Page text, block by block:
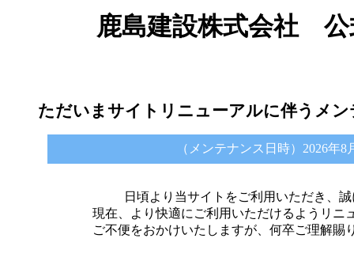
鹿島建設株式会社
ただいまサイトリニューアルに伴うメ
（メンテナンス日時）2026年8
日頃より当サイトをご利用いただき、
現在、より快適にご利用いただけるようリニ
ご不便をおかけいたしますが、何卒ご理解賜